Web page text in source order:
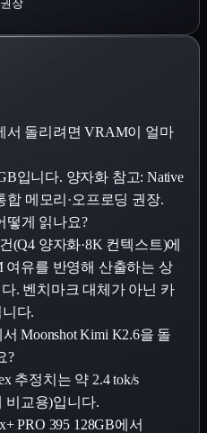
장
서 돌리려면 VRAM이 얼마
입니다. 양자화 참고: Native
합 메모리·오프로딩 권장.
떻게 읽나요?
(Q4 양자화·8K 컨텍스트)에
여유를 반영해 산출하는 상
. 벤치마크 대체가 아닌 카
다.
Moonshot Kimi K2.6을 돌
?
추정치는 약 2.4 tok/s
비교용)입니다.
PRO 395 128GB에서